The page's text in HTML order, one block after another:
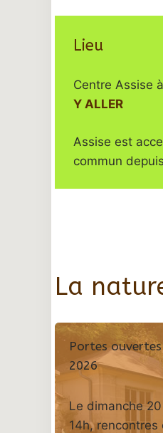
Lieu
Centre Assise
Y ALLER
Assise est
commun
La
Portes
2026
Le dimanche
14h,